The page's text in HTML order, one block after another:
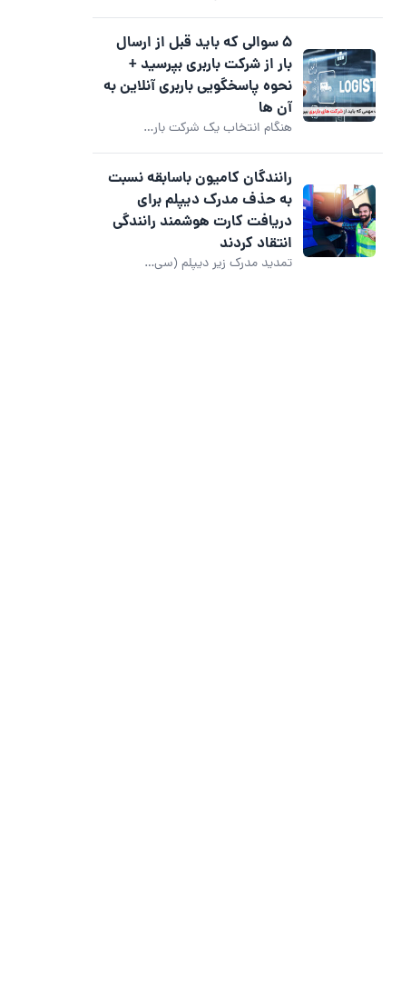
۵ سوالی که باید قبل از ارسال
بار از شرکت باربری بپرسید +
نحوه پاسخگویی باربری آنلاین به
آن ها
هنگام انتخاب یک شرکت بار…
رانندگان کامیون باسابقه نسبت
به حذف مدرک دیپلم برای
دریافت کارت هوشمند رانندگی
انتقاد کردند
تمدید مدرک زیر دیپلم (سی…